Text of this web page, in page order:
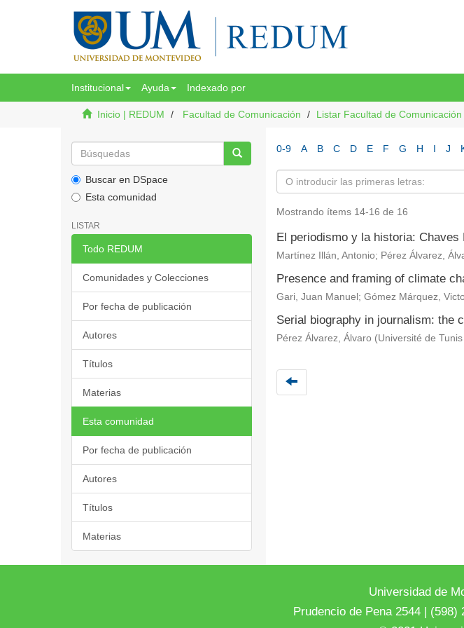
Institucional Ayuda Indexado por
Inicio | REDUM Facultad de Comunicación Listar Facultad de
Buscar en DSpace
Esta comunidad
LISTAR
Todo REDUM
Comunidades y Colecciones
Por fecha de publicación
Autores
Títulos
Materias
Esta comunidad
Por fecha de publicación
Autores
Títulos
Materias
0-9 A B C D E F G H I J
Mostrando ítems 14-16 de 16
El periodismo y la historia:
Martínez Illán, Antonio; Pérez Álvarez,
Presence and framing of climate
Gari, Juan Manuel ; Gómez Márquez,
Serial biography in journalism: the
Pérez Álvarez, Álvaro (Université de
Universidad de
Prudencio de Pena 2544 | (598)